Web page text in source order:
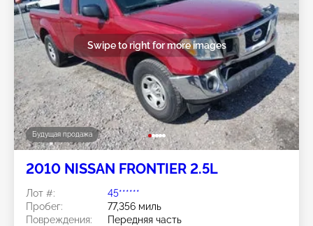
Будущая продажа
Swipe to right for more images
2010 NISSAN FRONTIER 2.5L
Лот #:
45******
Пробег:
77,356 миль
Повреждения:
Передняя часть